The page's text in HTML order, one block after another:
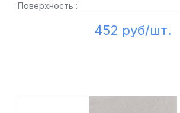
Поверхность :
452 руб/шт.